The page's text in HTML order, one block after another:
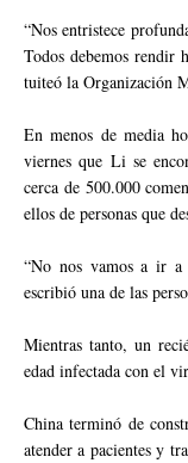
“Nos entristece
Todos debemos rendir
tuiteó la Organización
En menos de media
viernes que Li se
cerca de 500.000
ellos de personas que
“No nos vamos a ir a
escribió una de las
Mientras tanto, un
edad infectada con el
China terminó de
atender a pacientes y